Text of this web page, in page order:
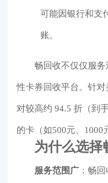
可能因银行和支
账。
畅回收不仅仅服
性卡券回收平台。针
对较高约 94.5 折（到
的卡（如500元、
为什么选择
服务范围广 ：畅